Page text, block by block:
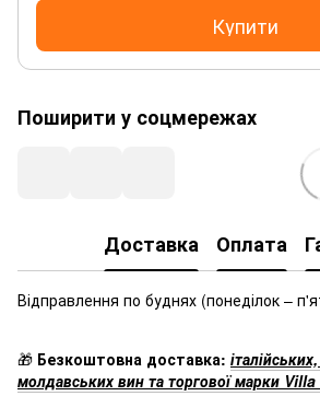
Купити
Поширити у соцмережах
Доставка Оплата
Відправлення по буднях (понеділок –
🎁 Безкоштовна доставка:
молдавських вин та торгової марки